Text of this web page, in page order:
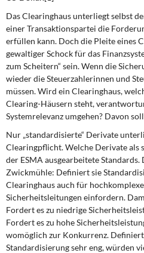
Das Clearinghaus unterliegt selbst
einer Transakti­onspartei die
erfüllen kann. Doch die Pleite eines
gewaltiger Schock für das
zum Scheitern“ sein. Wenn die
wieder die Steuerzahlerinnen und
müssen. Wird ein Clea­ringhaus,
Clearing-Häusern steht,
Systemrelevanz umgehen? Davon
Nur „standardisierte“ Derivate
Clearingpflicht. Welche Derivate als
der ESMA ausgearbeitete
Zwickmühle: Definiert sie
Clearinghaus auch für
Sicherheitsleitungen ein­fordern.
Fordert es zu niedrige
Fordert es zu hohe
womöglich zur Konkurrenz. Definiert
Standardisierung sehr eng, würden